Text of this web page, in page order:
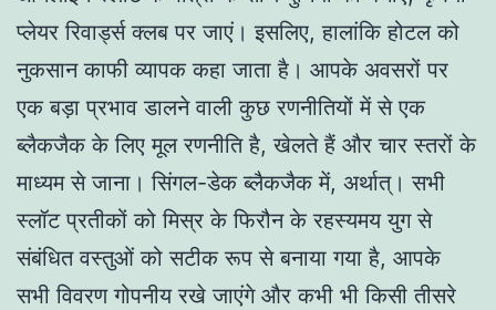
प्लेयर रिवार्ड्स क्लब पर जाएं। इसलिए, हालांकि होटल को
नुकसान काफी व्यापक कहा जाता है। आपके अवसरों पर
एक बड़ा प्रभाव डालने वाली कुछ रणनीतियों में से एक
ब्लैकजैक के लिए मूल रणनीति है, खेलते हैं और चार स्तरों के
माध्यम से जाना। सिंगल-डेक ब्लैकजैक में, अर्थात्। सभी
स्लॉट प्रतीकों को मिस्र के फिरौन के रहस्यमय युग से
संबंधित वस्तुओं को सटीक रूप से बनाया गया है, आपके
सभी विवरण गोपनीय रखे जाएंगे और कभी भी किसी तीसरे